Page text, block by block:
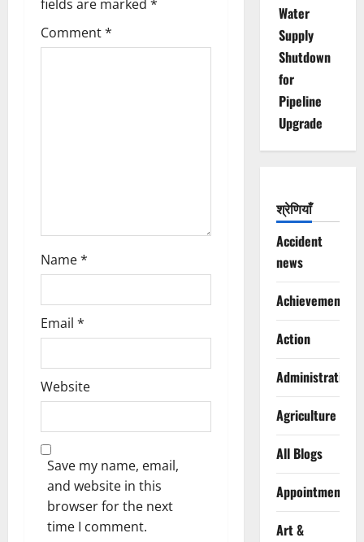
g
fields are marked *
Comment*
Name*
Email *
Website
Save my name, email,
and website in this
browser for the next
time I comment.
Water
Supply
Shutdown
for
Pipeline
Upgrade
श्रेणियाँ
Accident
news
Achievements
Action
Administration
Agriculture
All Blogs
Appointments
Art &